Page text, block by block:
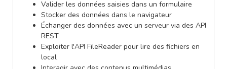
Valider les données saisies dans un formulaire
Stocker des données dans le navigateur
Échanger des données avec un serveur via des API
REST
Exploiter l'API FileReader pour lire des fichiers en
local